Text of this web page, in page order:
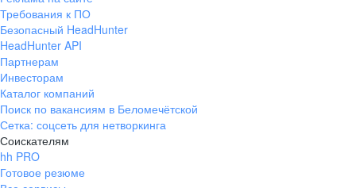
Требования к ПО
Безопасный HeadHunter
HeadHunter API
Партнерам
Инвесторам
Каталог компаний
Поиск по вакансиям в Беломечётской
Сетка: соцсеть для нетворкинга
Соискателям
hh PRO
Готовое резюме